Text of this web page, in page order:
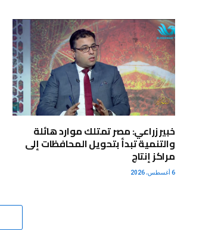
خبير زراعي: مصر تمتلك موارد هائلة
والتنمية تبدأ بتحويل المحافظات إلى
مراكز إنتاج
6 أغسطس، 2026